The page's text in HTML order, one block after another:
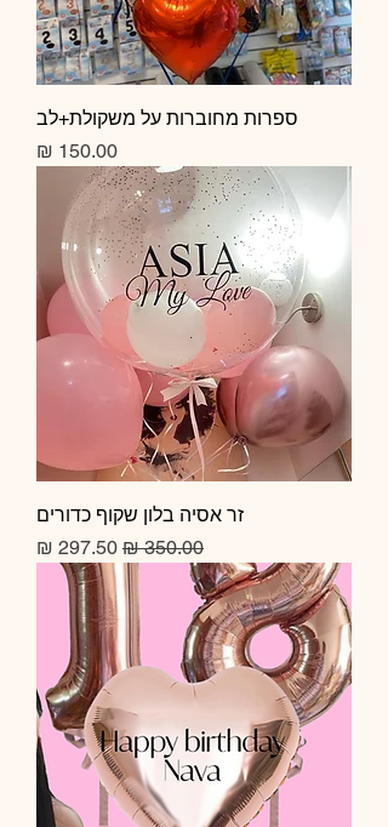
ספרות מחוברות על משקולת+לב
מחיר
זר אסיה בלון שקוף כדורים
מחיר רגיל מחיר מבצע